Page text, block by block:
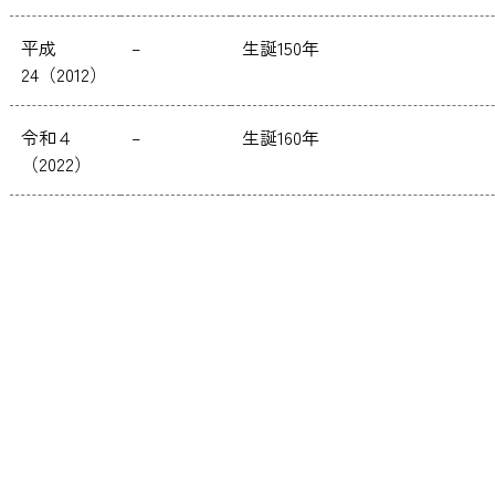
平成
24（2012）
– 生誕150年
令和４
（2022）
– 生誕160年